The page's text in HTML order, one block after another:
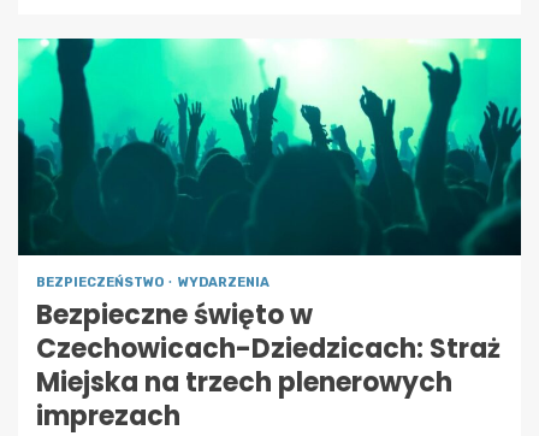
BEZPIECZEŃSTWO WYDARZENIA
Bezpieczne święto w
Czechowicach-Dziedzicach: Straż
Miejska na trzech plenerowych
imprezach